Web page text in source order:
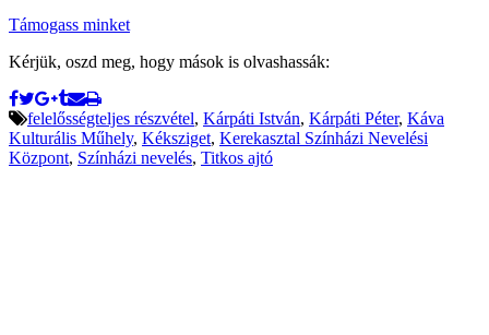
Támogass minket
Kérjük, oszd meg, hogy mások is olvashassák:
felelősségteljes részvétel, Kárpáti István, Kárpáti Péter, Káva
Kulturális Műhely, Kéksziget, Kerekasztal Színházi Nevelési
Központ, Színházi nevelés, Titkos ajtó